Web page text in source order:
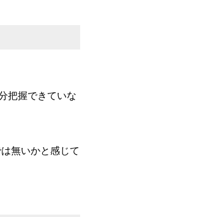
把握できていな
無いかと感じて